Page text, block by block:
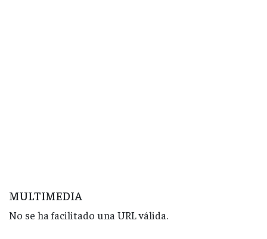
MULTIMEDIA
No se ha facilitado una URL válida.